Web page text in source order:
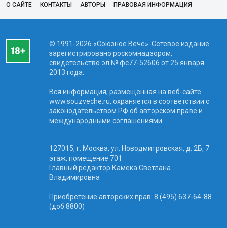
О САЙТЕ КОНТАКТЫ АВТОРЫ ПРАВОВАЯ ИНФОРМАЦИЯ
© 1991-2026 «Союзное Вече». Сетевое издание
зарегистрировано роскомнадзором,
свидетельство эл № фc77-52606 от 25 января
2013 года.
Вся информация, размещенная на веб-сайте
www.souzveche.ru, охраняется в соответствии с
законодательством РФ об авторском праве и
международными соглашениями.
127015, г. Москва, ул. Новодмитровская, д. 2Б, 7
этаж, помещение 701
Главный редактор Камека Светлана
Владимировна
Приобретение авторских прав: 8 (495) 637-64-88
(доб.8800)